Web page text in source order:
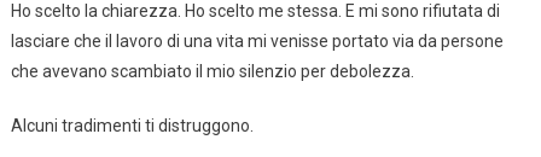
Ho scelto la chiarezza. Ho scelto me stessa. E mi sono rifiutata di
lasciare che il lavoro di una vita mi venisse portato via da persone
che avevano scambiato il mio silenzio per debolezza.
Alcuni tradimenti ti distruggono.